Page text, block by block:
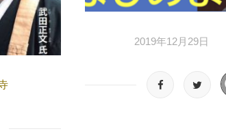
2019年12月29日